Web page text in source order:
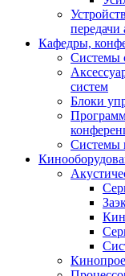
передачи
Кафедры,
Cистемы
систем
Блоки
Системы